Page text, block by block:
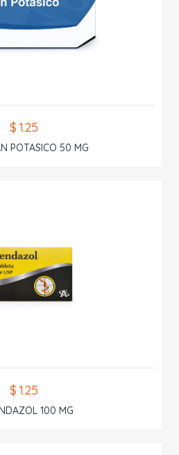
$ 1.25
POTASICO 50 MG
$ 1.25
100 MG